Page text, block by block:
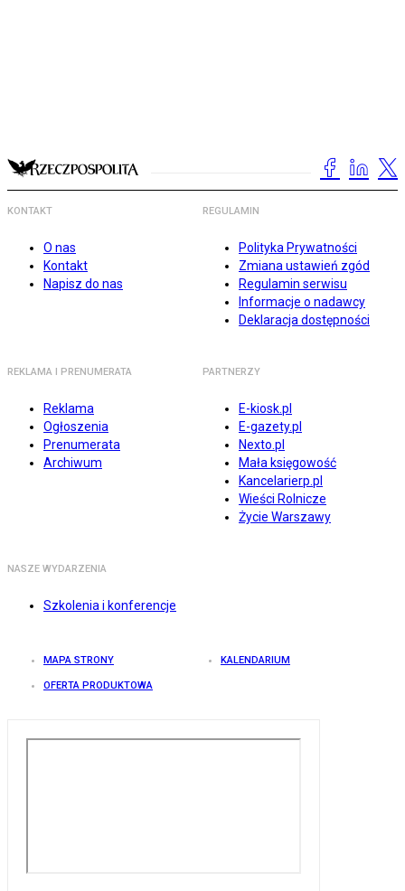
KONTAKT
O nas
Kontakt
Napisz do nas
REGULAMIN
Polityka Prywatności
Zmiana ustawień zgód
Regulamin serwisu
Informacje o nadawcy
Deklaracja dostępności
REKLAMA I PRENUMERATA
Reklama
Ogłoszenia
Prenumerata
Archiwum
PARTNERZY
E-kiosk.pl
E-gazety.pl
Nexto.pl
Mała księgowość
Kancelarierp.pl
Wieści Rolnicze
Życie Warszawy
NASZE WYDARZENIA
Szkolenia i konferencje
MAPA STRONY KALENDARIUM
OFERTA PRODUKTOWA